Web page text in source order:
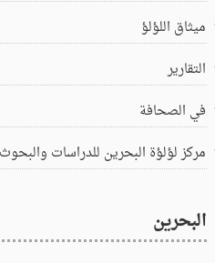
ميثاق اللؤلؤ
التقارير
في الصحافة
مركز لؤلؤة البحرين للدراسات والبحوث
البحرين